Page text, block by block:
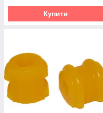
Купити